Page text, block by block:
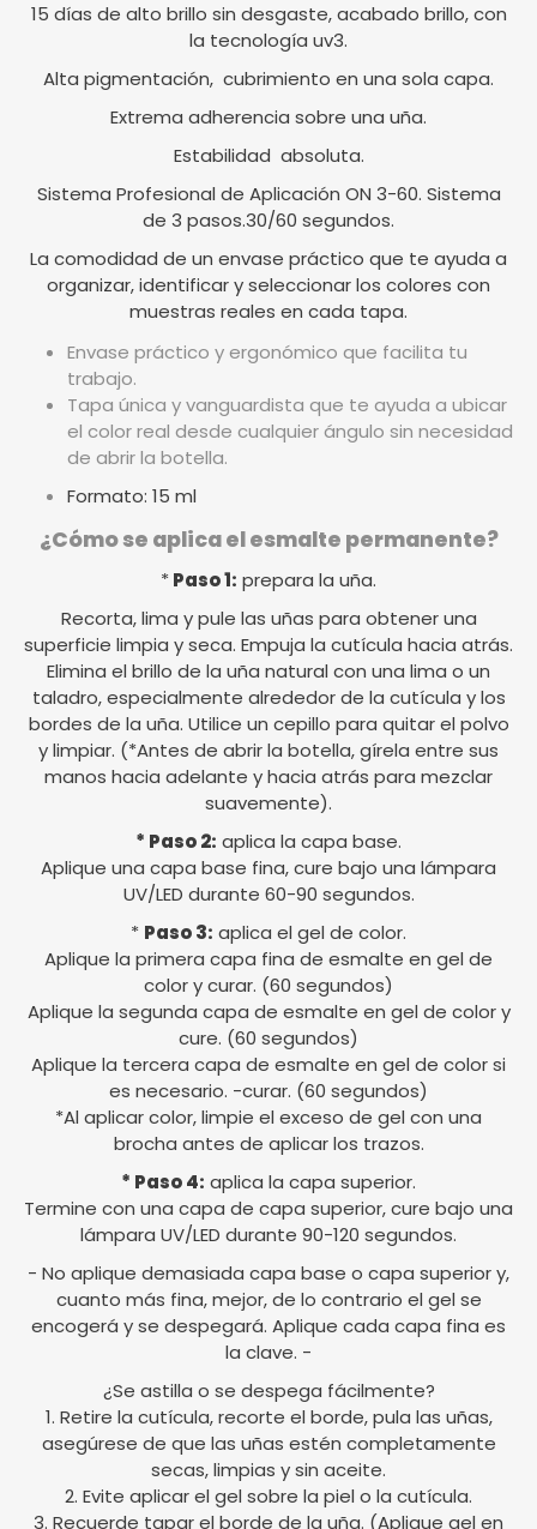
15 días de alto brillo sin desgaste, acabado brillo, con
la tecnología uv3.
Alta pigmentación, cubrimiento en una sola capa.
Extrema adherencia sobre una uña.
Estabilidad absoluta.
Sistema Profesional de Aplicación ON 3-60. Sistema
de 3 pasos.30/60 segundos.
La comodidad de un envase práctico que te ayuda a
organizar, identificar y seleccionar los colores con
muestras reales en cada tapa.
Envase práctico y ergonómico que facilita tu
trabajo.
Tapa única y vanguardista que te ayuda a ubicar
el color real desde cualquier ángulo sin necesidad
de abrir la botella.
Formato: 15 ml
¿Cómo se aplica el esmalte permanente?
*Paso 1: prepara la uña.
Recorta, lima y pule las uñas para obtener una
superficie limpia y seca. Empuja la cutícula hacia atrás.
Elimina el brillo de la uña natural con una lima o un
taladro, especialmente alrededor de la cutícula y los
bordes de la uña. Utilice un cepillo para quitar el polvo
y limpiar. (*Antes de abrir la botella, gírela entre sus
manos hacia adelante y hacia atrás para mezclar
suavemente).
* Paso 2: aplica la capa base.
Aplique una capa base fina, cure bajo una lámpara
UV/LED durante 60-90 segundos.
* Paso 3: aplica el gel de color.
Aplique la primera capa fina de esmalte en gel de
color y curar. (60 segundos)
Aplique la segunda capa de esmalte en gel de color y
cure. (60 segundos)
Aplique la tercera capa de esmalte en gel de color si
es necesario. -curar. (60 segundos)
*Al aplicar color, limpie el exceso de gel con una
brocha antes de aplicar los trazos.
* Paso 4: aplica la capa superior.
Termine con una capa de capa superior, cure bajo una
lámpara UV/LED durante 90-120 segundos.
- No aplique demasiada capa base o capa superior y,
cuanto más fina, mejor, de lo contrario el gel se
encogerá y se despegará. Aplique cada capa fina es
la clave. -
¿Se astilla o se despega fácilmente?
1. Retire la cutícula, recorte el borde, pula las uñas,
asegúrese de que las uñas estén completamente
secas, limpias y sin aceite.
2. Evite aplicar el gel sobre la piel o la cutícula.
3. Recuerde tapar el borde de la uña. (Aplique gel en